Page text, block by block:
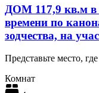
ДОМ 117,9 кв.м в
времени по
зодчества, на
Представьте место,
Комнат